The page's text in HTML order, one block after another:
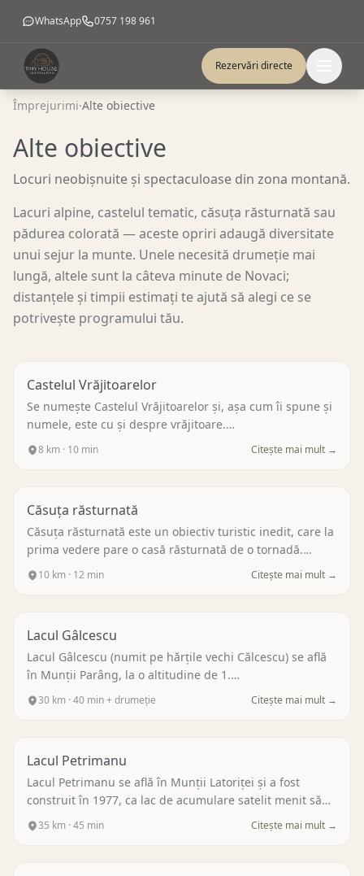
WhatsApp 0757 198 961
Rezervări directe
Împrejurimi·Alte obiective
Alte obiective
Locuri neobișnuite și spectaculoase din zona montană.
Lacuri alpine, castelul tematic, căsuța răsturnată sau
pădurea colorată — aceste opriri adaugă diversitate
unui sejur la munte. Unele necesită drumeție mai
lungă, altele sunt la câteva minute de Novaci;
distanțele și timpii estimați te ajută să alegi ce se
potrivește programului tău.
Castelul Vrăjitoarelor
Se numește Castelul Vrăjitoarelor și, așa cum îi spune și
numele, este cu și despre vrăjitoare.…
8 km · 10 min Citește mai mult →
Căsuța răsturnată
Căsuța răsturnată este un obiectiv turistic inedit, care la
prima vedere pare o casă răsturnată de o tornadă.…
10 km · 12 min Citește mai mult →
Lacul Gâlcescu
Lacul Gâlcescu (numit pe hărțile vechi Călcescu) se află
în Munții Parâng, la o altitudine de 1.…
30 km ·40 min + drumeție Citește mai mult →
Lacul Petrimanu
Lacul Petrimanu se află în Munții Latoriței și a fost
construit în 1977, ca lac de acumulare satelit menit să
îmbogățească apele Lacului Vidra.
35 km ·45 min Citește mai mult →